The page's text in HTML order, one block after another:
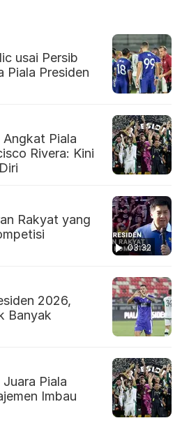
usai Persib
Piala Presiden
Angkat Piala
Rivera: Kini
03:32
Rakyat yang
2026,
Banyak
Piala
Imbau